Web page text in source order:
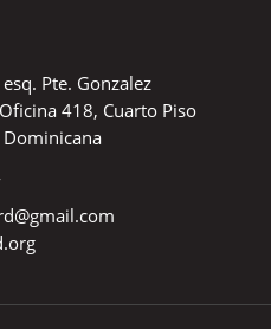
Pte. Gonzalez
418, Cuarto Piso
Dominicana